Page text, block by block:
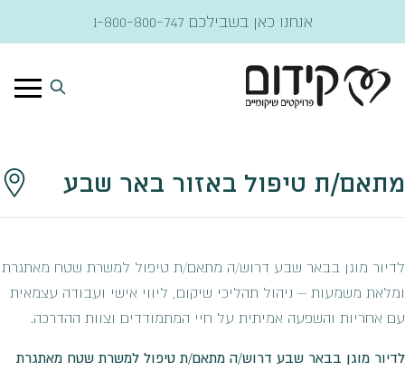
אנחנו כאן בשבילכם 1-800-800-747
מתאם/ת טיפול באזור באר שבע
לדיור מוגן בבאר שבע דרוש/ה מתאם/ת טיפול למשרת שטח מאתגרת
ומלאת משמעות – ניהול תהליכי שיקום, ליווי אישי ועבודה עצמאית
עם אחריות והשפעה אמיתית על חיי המתמודדים וצוות ההדרכה.
לדיור מוגן בבאר שבע דרוש/ה מתאם/ת טיפול למשרת שטח מאתגרת